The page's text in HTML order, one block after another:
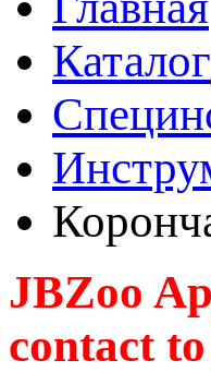
Каталог
JBZoo
contact to